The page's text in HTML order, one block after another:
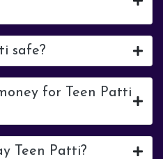
safe?
for Teen Patti
Teen Patti?